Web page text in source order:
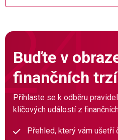
Buďte v
finančních
Přihlaste se k odběru
klíčových událostí z
Přehled, který vám ušetří